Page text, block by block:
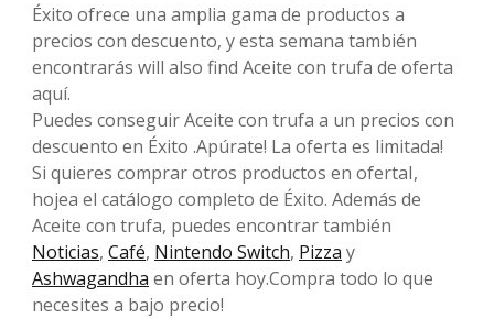
Éxito ofrece una amplia gama de productos a
precios con descuento, y esta semana también
encontrarás will also find Aceite con trufa de oferta
aquí.
Puedes conseguir Aceite con trufa a un precios con
descuento en Éxito .Apúrate! La oferta es limitada!
Si quieres comprar otros productos en ofertaI,
hojea el catálogo completo de Éxito. Además de
Aceite con trufa, puedes encontrar también
Noticias, Café, Nintendo Switch, Pizza y
Ashwagandha en oferta hoy.Compra todo lo que
necesites a bajo precio!